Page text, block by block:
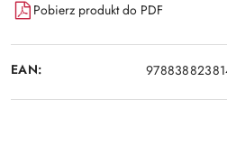
Pobierz produkt do PDF
EAN: